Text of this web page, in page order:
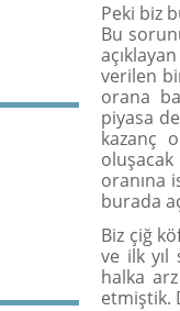
Peki biz
Bu
verilen
orana
piyasa
kazanç
oranına
burada
Biz çiğ
ve ilk yıl
halka
etmiştik.